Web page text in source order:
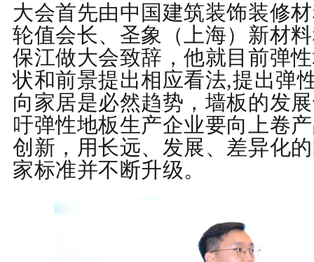
大会首先由中国建筑装饰装修
轮值会长、圣象（上海）新材
保江做大会致辞，他就目前弹
状和前景提出相应看法,提出弹
向家居是必然趋势，墙板的发
吁弹性地板生产企业要向上卷
创新，用长远、发展、差异化
家标准并不断升级。